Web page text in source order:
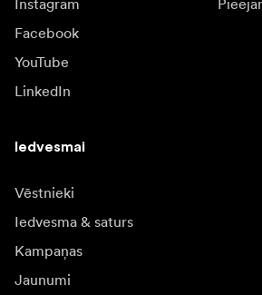
Instagram
Facebook
YouTube
LinkedIn
Iedvesmai
Vēstnieki
Iedvesma & saturs
Kampaņas
Jaunumi